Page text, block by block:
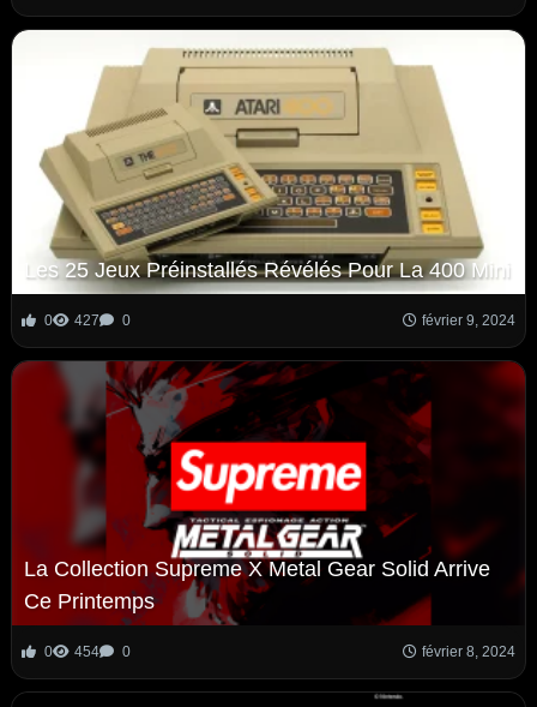
Les 25 Jeux Préinstallés Révélés Pour La 400 Mini
0 427 0 février 9, 2024
La Collection Supreme X Metal Gear Solid Arrive
Ce Printemps
0 454 0 février 8, 2024